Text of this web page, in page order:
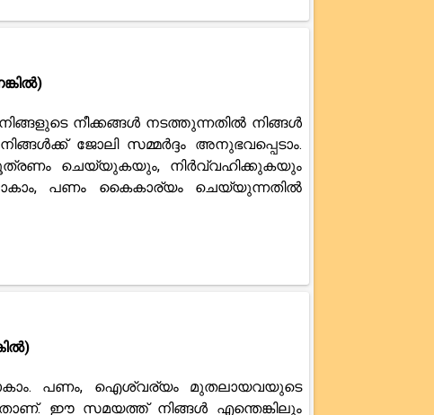
നീക്കങ്ങൾ നടത്തുന്നതിൽ നിങ്ങൾ
ജോലി സമ്മർദ്ദം അനുഭവപ്പെടാം.
ചെയ്യുകയും, നിർവ്വഹിക്കുകയും
പണം കൈകാര്യം ചെയ്യുന്നതിൽ
പണം, ഐശ്വര്യം മുതലായവയുടെ
ഈ സമയത്ത് നിങ്ങൾ എന്തെങ്കിലും